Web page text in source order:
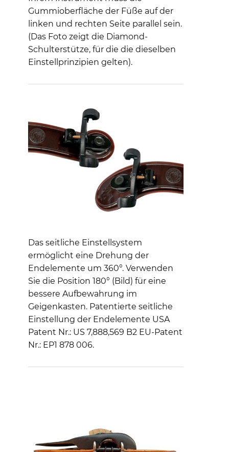
Gummioberfläche der Füße auf der
linken und rechten Seite parallel sein.
(Das Foto zeigt die Diamond-
Schulterstütze, für die die dieselben
Einstellprinzipien gelten).
Das seitliche Einstellsystem
ermöglicht eine Drehung der
Endelemente um 360°. Verwenden
Sie die Position 180° (Bild) für eine
bessere Aufbewahrung im
Geigenkasten. Patentierte seitliche
Einstellung der Endelemente USA
Patent Nr.: US 7,888,569 B2 EU-Patent
Nr.: EP1 878 006.